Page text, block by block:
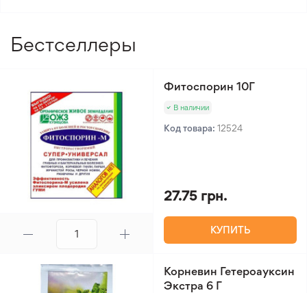
Бестселлеры
Фитоспорин 10Г
В наличии
Код товара: 12524
27.75 грн.
КУПИТЬ
Корневин Гетероауксин
Экстра 6 Г